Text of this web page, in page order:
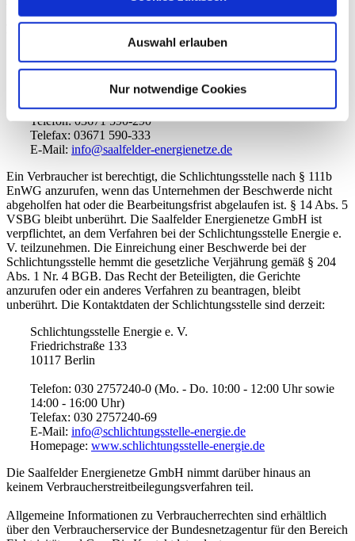
Auswahl erlauben
Nur notwendige Cookies
ab Zugang beim Unternehmen zu beantworten.
Verbraucherbeschwerden sind zu richten an:
Saalfelder Energienetze GmbH
Telefon: 03671 590-290
Telefax: 03671 590-333
E-Mail: info@saalfelder-energienetze.de
Ein Verbraucher ist berechtigt, die Schlichtungsstelle nach § 111b
EnWG anzurufen, wenn das Unternehmen der Beschwerde nicht
abgeholfen hat oder die Bearbeitungsfrist abgelaufen ist. § 14 Abs. 5
VSBG bleibt unberührt. Die Saalfelder Energienetze GmbH ist
verpflichtet, an dem Verfahren bei der Schlichtungsstelle Energie e.
V. teilzunehmen. Die Einreichung einer Beschwerde bei der
Schlichtungsstelle hemmt die gesetzliche Verjährung gemäß § 204
Abs. 1 Nr. 4 BGB. Das Recht der Beteiligten, die Gerichte
anzurufen oder ein anderes Verfahren zu beantragen, bleibt
unberührt. Die Kontaktdaten der Schlichtungsstelle sind derzeit:
Schlichtungsstelle Energie e. V.
Friedrichstraße 133
10117 Berlin
Telefon: 030 2757240-0 (Mo. - Do. 10:00 - 12:00 Uhr sowie
14:00 - 16:00 Uhr)
Telefax: 030 2757240-69
E-Mail: info@schlichtungsstelle-energie.de
Homepage: www.schlichtungsstelle-energie.de
Die Saalfelder Energienetze GmbH nimmt darüber hinaus an
keinem Verbraucherstreitbeilegungsverfahren teil.
Allgemeine Informationen zu Verbraucherrechten sind erhältlich
über den Verbraucherservice der Bundesnetzagentur für den Bereich